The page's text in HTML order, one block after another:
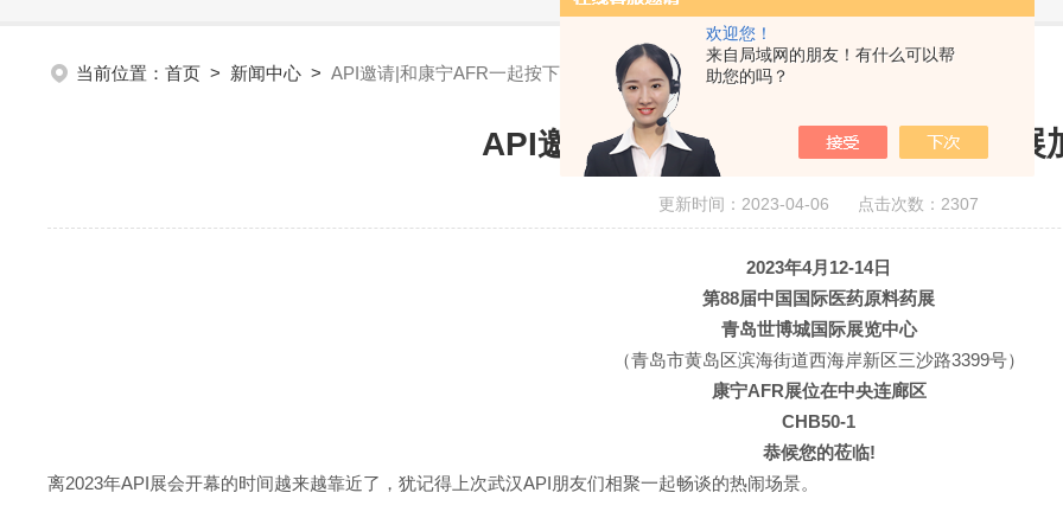
欢迎您！
来自局域网的朋友！有什么可以帮
助您的吗？
当前位置： 首页 > 新闻中心 > API邀请|和康宁AFR一起按下共赢发展加速键!
API邀请|和康宁AFR一起按下共赢发展
更新时间：2023-04-06 点击次数：2307
2023年4月12-14日
第88届中国国际医药原料药展
青岛世博城国际展览中心
（青岛市黄岛区滨海街道西海岸新区三沙路3399号）
康宁AFR展位在中央连廊区
CHB50-1
恭候您的莅临!
离2023年API展会开幕的时间越来越靠近了，犹记得上次武汉API朋友们相聚一起畅谈的热闹场景。